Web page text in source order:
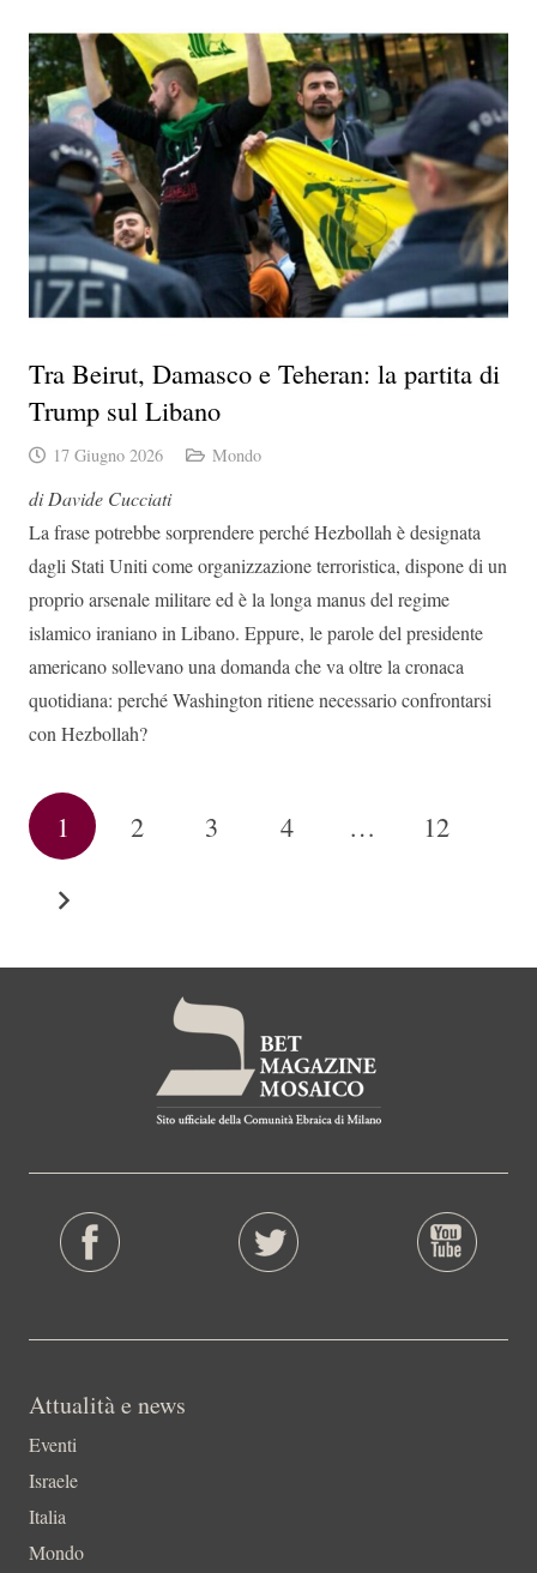
Tra Beirut, Damasco e Teheran: la partita di
Trump sul Libano
17 Giugno 2026 Mondo
di Davide Cucciati
La frase potrebbe sorprendere perché Hezbollah è designata
dagli Stati Uniti come organizzazione terroristica, dispone di un
proprio arsenale militare ed è la longa manus del regime
islamico iraniano in Libano. Eppure, le parole del presidente
americano sollevano una domanda che va oltre la cronaca
quotidiana: perché Washington ritiene necessario confrontarsi
con Hezbollah?
1 2 3 4 … 12
Attualità e news
Eventi
Israele
Italia
Mondo